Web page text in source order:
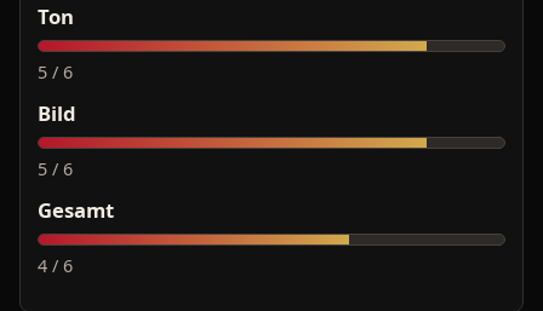
Ton
5 / 6
Bild
5 / 6
Gesamt
4 / 6